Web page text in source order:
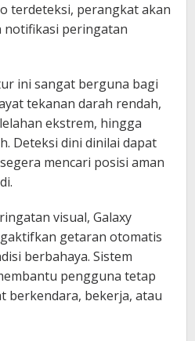
terdeteksi, perangkat akan
notifikasi peringatan
ini sangat berguna bagi
tekanan darah rendah,
ekstrem, hingga
Deteksi dini dinilai dapat
mencari posisi aman
visual, Galaxy
getaran otomatis
berbahaya. Sistem
pengguna tetap
berkendara, bekerja, atau